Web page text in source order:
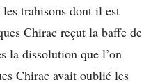
trahisons dont il est
Chirac reçut la baffe de
la dissolution que l’on
Chirac avait oublié les